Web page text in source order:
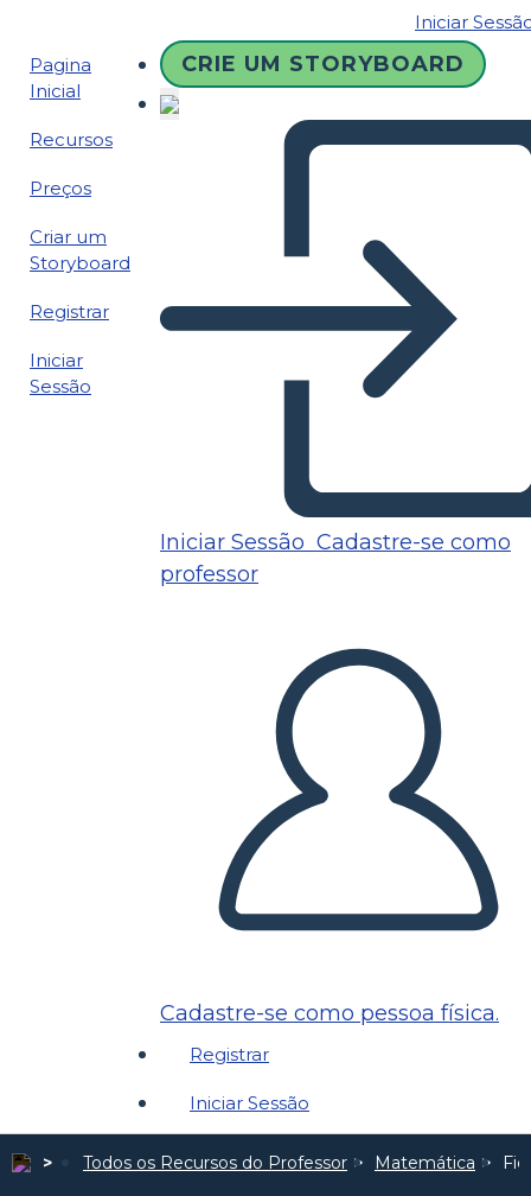
Iniciar
Pagina
Inicial
Recursos
Preços
Criar um
Storyboard
Registrar
Iniciar
Sessão
CRIE UM STORYBOARD
Iniciar Sessão Cadastre-se como
professor
Cadastre-se como pessoa física.
Registrar
Iniciar Sessão
Todos os Recursos do Professor Matemática